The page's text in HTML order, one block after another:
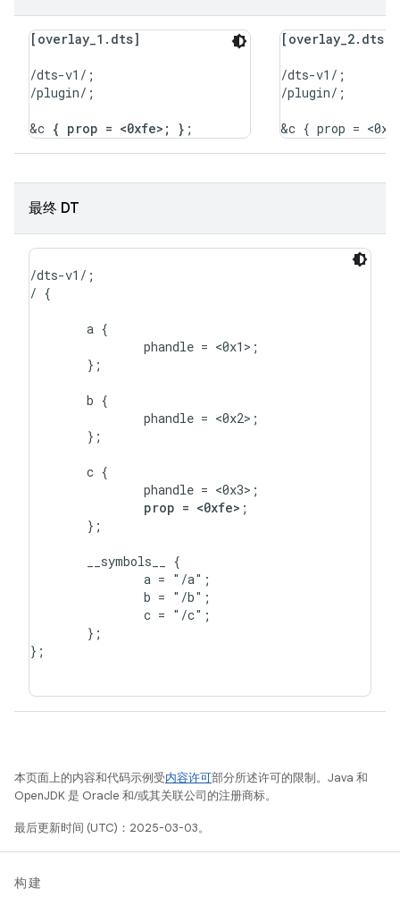
[overlay_1.dts]
/dts-v1/;
/plugin/;
&c { prop = <0xfe>; }
[overlay_2.dts]
/dts-v1/;
/plugin/;
最终 DT
/dts-v1/;
/ {
prop = <0xfe> ;
};
本页面上的内容和代码示例受内容许可部分所述许可的限制。Java 和
OpenJDK 是 Oracle 和/或其关联公司的注册商标。
最后更新时间 (UTC)：2025-03-03。
构建